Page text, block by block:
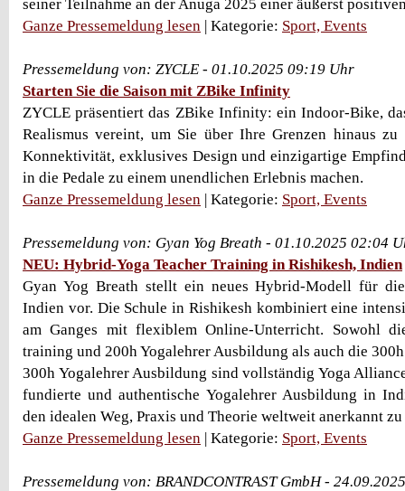
seiner Teilnahme an der Anuga 2025 einer äußerst
Ganze Pressemeldung lesen | Kategorie: Sport, Events
Pressemeldung von: ZYCLE - 01.10.2025 09:19 Uhr
Starten Sie die Saison mit ZBike Infinity
ZYCLE präsentiert das ZBike Infinity: ein Indoor-Bike,
Realismus vereint, um Sie über Ihre Grenzen hinaus zu
Konnektivität, exklusives Design und einzigartige
in die Pedale zu einem unendlichen Erlebnis machen.
Ganze Pressemeldung lesen | Kategorie: Sport, Events
Pressemeldung von: Gyan Yog Breath - 01.10.2025 02:04
NEU: Hybrid-Yoga Teacher Training in Rishikesh, Indien
Gyan Yog Breath stellt ein neues Hybrid-Modell für
Indien vor. Die Schule in Rishikesh kombiniert eine
am Ganges mit flexiblem Online-Unterricht. Sowohl
training und 200h Yogalehrer Ausbildung als auch die
300h Yogalehrer Ausbildung sind vollständig Yoga
fundierte und authentische Yogalehrer Ausbildung in
den idealen Weg, Praxis und Theorie weltweit anerkannt
Ganze Pressemeldung lesen | Kategorie: Sport, Events
Pressemeldung von: BRANDCONTRAST GmbH -